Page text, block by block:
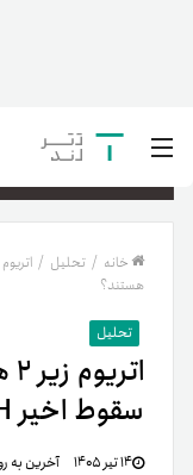
خانه / تحلیل /
هستند؟
تحلیل
سقوط اخیر ETH هستند؟
۱۴ تیر ۱۴۰۵ آخرین به